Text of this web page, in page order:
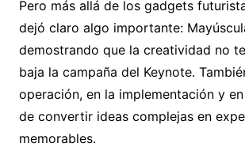
Pero más allá de los gadgets
dejó claro algo importante:
demostrando que la creatividad no
baja la campaña del Keynote.
operación, en la implementación y
de convertir ideas complejas en
memorables.